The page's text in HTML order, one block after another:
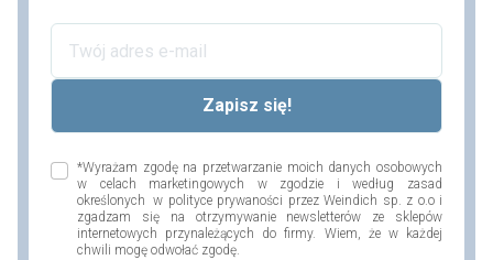
*Wyrażam zgodę na przetwarzanie moich danych osobowych
w celach marketingowych w zgodzie i według zasad
określonych w polityce prywaności przez Weindich sp. z o.o i
zgadzam się na otrzymywanie newsletterów ze sklepów
internetowych przynależących do firmy. Wiem, że w każdej
chwili mogę odwołać zgodę.